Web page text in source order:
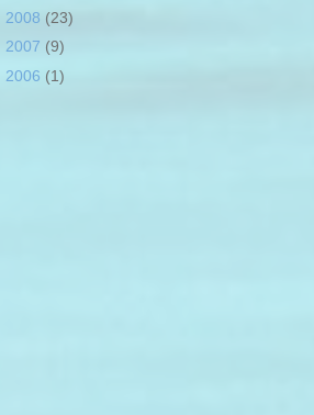
2008 (23)
2007 (9)
2006 (1)